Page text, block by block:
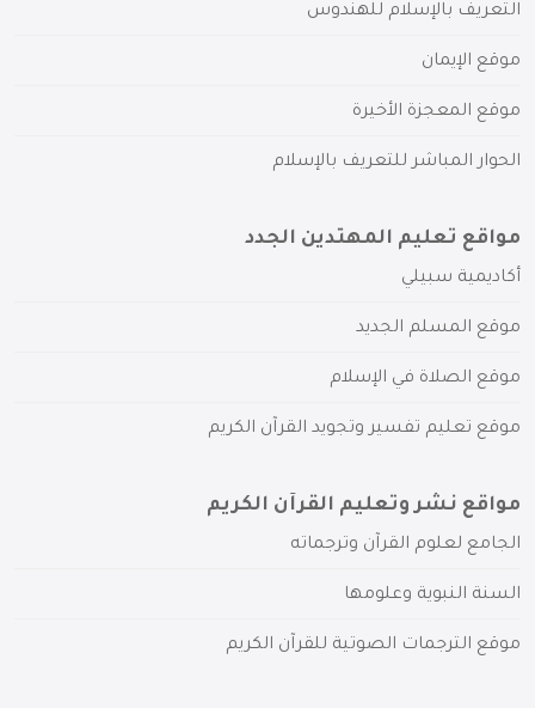
التعريف بالإسلام للهندوس
موقع الإيمان
موقع المعجزة الأخيرة
الحوار المباشر للتعريف بالإسلام
مواقع تعليم المهتدين الجدد
أكاديمية سبيلي
موقع المسلم الجديد
موقع الصلاة في الإسلام
موقع تعليم تفسير وتجويد القرآن الكريم
مواقع نشر وتعليم القرآن الكريم
الجامع لعلوم القرآن وترجماته
السنة النبوية وعلومها
موقع الترجمات الصوتية للقرآن الكريم